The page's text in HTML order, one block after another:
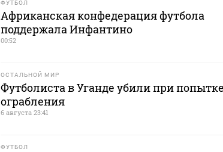
ФУТБОЛ
Африканская конфедерация футбола
поддержала Инфантино
00:52
ОСТАЛЬНОЙ МИР
Футболиста в Уганде убили при попытке
ограбления
6 августа 23:41
ФУТБОЛ